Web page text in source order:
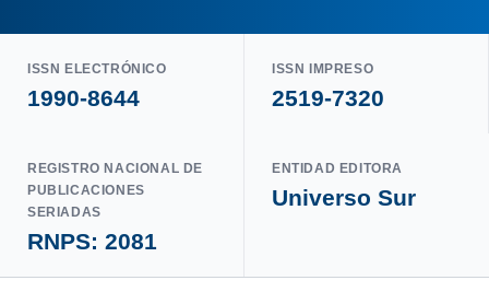
ISSN ELECTRÓNICO
1990-8644
ISSN IMPRESO
2519-7320
REGISTRO NACIONAL DE
PUBLICACIONES
SERIADAS
RNPS: 2081
ENTIDAD EDITORA
Universo Sur